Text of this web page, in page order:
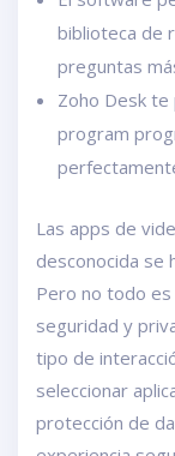
biblioteca de
preguntas
Zoho Desk
program
Las apps de
desconocida se
Pero no todo
seguridad y
tipo de
seleccionar
protección de